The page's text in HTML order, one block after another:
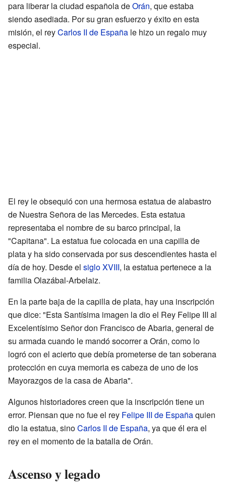
para liberar la ciudad española deOrán, que estaba
siendo asediada. Por su gran esfuerzo y éxito en esta
misión, el reyCarlos II de España le hizo un regalo muy
especial.
El rey le obsequió con una hermosa estatua de alabastro
de Nuestra Señora de las Mercedes. Esta estatua
representaba el nombre de su barco principal, la
"Capitana". La estatua fue colocada en una capilla de
plata y ha sido conservada por sus descendientes hasta el
día de hoy. Desde el siglo XVIII, la estatua pertenece a la
familia Olazábal-Arbelaiz.
En la parte baja de la capilla de plata, hay una inscripción
que dice: "Esta Santísima imagen la dio el Rey Felipe III al
Excelentísimo Señor don Francisco de Abaria, general de
su armada cuando le mandó socorrer a Orán, como lo
logró con el acierto que debía prometerse de tan soberana
protección en cuya memoria es cabeza de uno de los
Mayorazgos de la casa de Abaria".
Algunos historiadores creen que la inscripción tiene un
error. Piensan que no fue el rey Felipe III de Españaquien
dio la estatua, sinoCarlos II de España, ya que él era el
rey en el momento de la batalla de Orán.
Ascenso y legado